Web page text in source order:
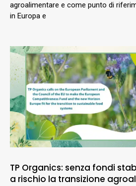
agroalimentare e come punto di
in Europa e
TP Organics: senza fondi
a rischio la transizione